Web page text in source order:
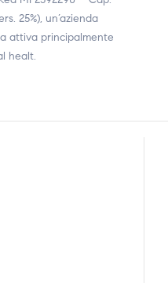
25%), un’azienda
attiva principalmente
healt.